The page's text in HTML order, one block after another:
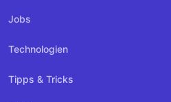
Jobs
Technologien
Tipps & Tricks